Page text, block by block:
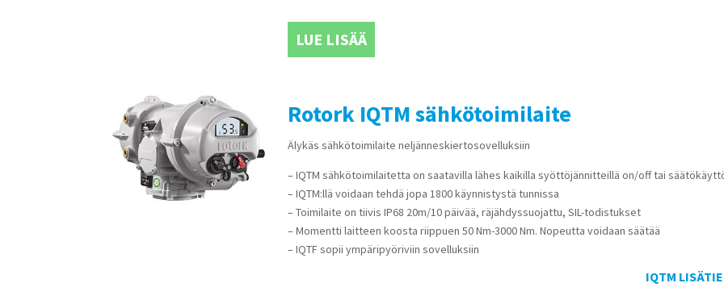
LUE LISÄÄ
Rotork IQTM sähkötoimilaite
Älykäs sähkötoimilaite neljänneskiertosovelluksiin
– IQTM sähkötoimilaitetta on saatavilla lähes kaikilla syöttöjännitteillä on/off tai
– IQTM:llä voidaan tehdä jopa 1800 käynnistystä tunnissa
– Toimilaite on tiivis IP68 20m/10 päivää, räjähdyssuojattu, SIL-todistukset
– Momentti laitteen koosta riippuen 50 Nm-3000 Nm. Nopeutta voidaan säätää
– IQTF sopii ympäripyöriviin sovelluksiin
IQTM